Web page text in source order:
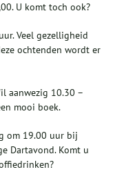
U komt toch ook?
Veel gezelligheid
ochtenden wordt er
aanwezig 10.30 –
mooi boek.
om 19.00 uur bij
Dartavond. Komt u